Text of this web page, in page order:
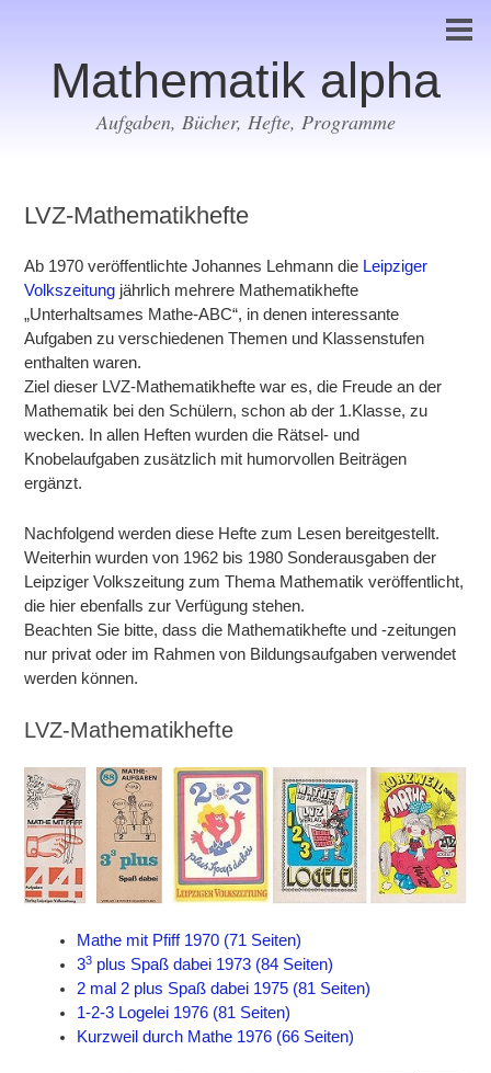
Mathematik alpha
Aufgaben, Bücher, Hefte, Programme
LVZ-Mathematikhefte
Ab 1970 veröffentlichte Johannes Lehmann die Leipziger
Volkszeitung jährlich mehrere Mathematikhefte
„Unterhaltsames Mathe-ABC“, in denen interessante
Aufgaben zu verschiedenen Themen und Klassenstufen
enthalten waren.
Ziel dieser LVZ-Mathematikhefte war es, die Freude an der
Mathematik bei den Schülern, schon ab der 1.Klasse, zu
wecken. In allen Heften wurden die Rätsel- und
Knobelaufgaben zusätzlich mit humorvollen Beiträgen
ergänzt.
Nachfolgend werden diese Hefte zum Lesen bereitgestellt.
Weiterhin wurden von 1962 bis 1980 Sonderausgaben der
Leipziger Volkszeitung zum Thema Mathematik veröffentlicht,
die hier ebenfalls zur Verfügung stehen.
Beachten Sie bitte, dass die Mathematikhefte und -zeitungen
nur privat oder im Rahmen von Bildungsaufgaben verwendet
werden können.
LVZ-Mathematikhefte
Mathe mit Pfiff 1970 (71 Seiten)
33 plus Spaß dabei 1973 (84 Seiten)
2 mal 2 plus Spaß dabei 1975 (81 Seiten)
1-2-3 Logelei 1976 (81 Seiten)
Kurzweil durch Mathe 1976 (66 Seiten)